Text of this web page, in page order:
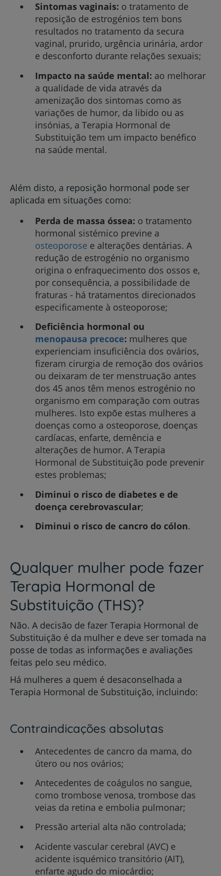
Sintomas vaginais: o tratamento de
reposição de estrogénios tem bons
resultados no tratamento da secura
vaginal, prurido, urgência urinária, ardor
e desconforto durante relações sexuais;
Impacto na saúde mental: ao melhorar
a qualidade de vida através da
amenização dos sintomas como as
variações de humor, da libido ou as
insónias, a Terapia Hormonal de
Substituição tem um impacto benéfico
na saúde mental.
Além disto, a reposição hormonal pode ser
aplicada em situações como:
Perda de massa óssea: o tratamento
hormonal sistémico previne a
osteoporose e alterações dentárias. A
redução de estrogénio no organismo
origina o enfraquecimento dos ossos e,
por consequência, a possibilidade de
fraturas - há tratamentos direcionados
especificamente à osteoporose;
Deficiência hormonal ou
menopausa precoce: mulheres que
experienciam insuficiência dos ovários,
fizeram cirurgia de remoção dos ovários
ou deixaram de ter menstruação antes
dos 45 anos têm menos estrogénio no
organismo em comparação com outras
mulheres. Isto expõe estas mulheres a
doenças como a osteoporose, doenças
cardíacas, enfarte, demência e
alterações de humor. A Terapia
Hormonal de Substituição pode prevenir
estes problemas;
Diminui o risco de diabetes e de
doença cerebrovascular;
Diminui o risco de cancro do cólon.
Qualquer mulher pode fazer
Terapia Hormonal de
Substituição (THS)?
Não. A decisão de fazer Terapia Hormonal de
Substituição é da mulher e deve ser tomada na
posse de todas as informações e avaliações
feitas pelo seu médico.
Há mulheres a quem é desaconselhada a
Terapia Hormonal de Substituição, incluindo:
Contraindicações absolutas
Antecedentes de cancro da mama, do
útero ou nos ovários;
Antecedentes de coágulos no sangue,
como trombose venosa, trombose das
veias da retina e embolia pulmonar;
Pressão arterial alta não controlada;
Acidente vascular cerebral (AVC) e
acidente isquémico transitório (AIT),
enfarte agudo do miocárdio;